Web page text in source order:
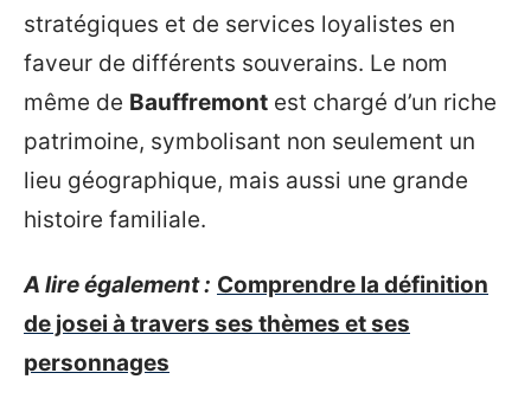
stratégiques et de services loyalistes en
faveur de différents souverains. Le nom
même de Bauffremont est chargé d’un riche
patrimoine, symbolisant non seulement un
lieu géographique, mais aussi une grande
histoire familiale.
A lire également : Comprendre la définition
de josei à travers ses thèmes et ses
personnages